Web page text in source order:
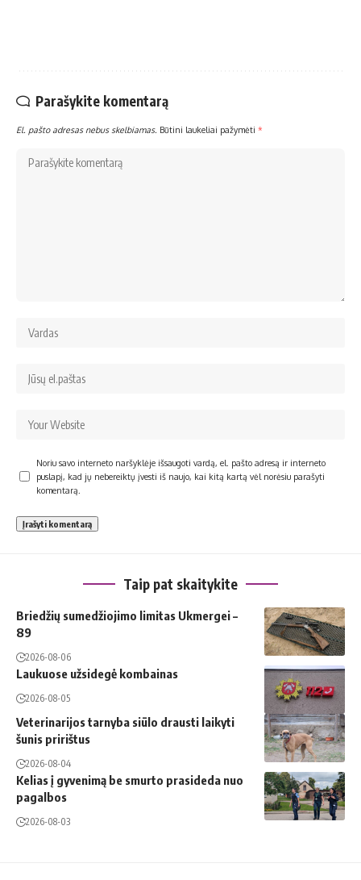
Parašykite komentarą
El. pašto adresas nebus skelbiamas. Būtini laukeliai pažymėti *
Noriu savo interneto naršyklėje išsaugoti vardą, el. pašto adresą ir interneto
puslapį, kad jų nebereiktų įvesti iš naujo, kai kitą kartą vėl norėsiu parašyti
komentarą.
Taip pat skaitykite
Briedžių sumedžiojimo limitas Ukmergei –
89
2026-08-06
Laukuose užsidegė kombainas
2026-08-05
Veterinarijos tarnyba siūlo drausti laikyti
šunis pririštus
2026-08-04
Kelias į gyvenimą be smurto prasideda nuo
pagalbos
2026-08-03